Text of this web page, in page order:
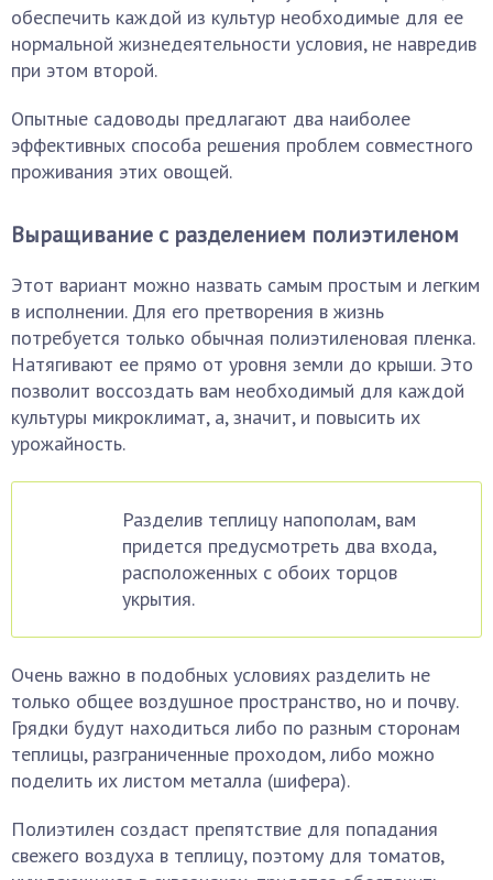
обеспечить каждой из культур необходимые для ее
нормальной жизнедеятельности условия, не навредив
при этом второй.
Опытные садоводы предлагают два наиболее
эффективных способа решения проблем совместного
проживания этих овощей.
Выращивание с разделением полиэтиленом
Этот вариант можно назвать самым простым и легким
в исполнении. Для его претворения в жизнь
потребуется только обычная полиэтиленовая пленка.
Натягивают ее прямо от уровня земли до крыши. Это
позволит воссоздать вам необходимый для каждой
культуры микроклимат, а, значит, и повысить их
урожайность.
Разделив теплицу напополам, вам
придется предусмотреть два входа,
расположенных с обоих торцов
укрытия.
Очень важно в подобных условиях разделить не
только общее воздушное пространство, но и почву.
Грядки будут находиться либо по разным сторонам
теплицы, разграниченные проходом, либо можно
поделить их листом металла (шифера).
Полиэтилен создаст препятствие для попадания
свежего воздуха в теплицу, поэтому для томатов,